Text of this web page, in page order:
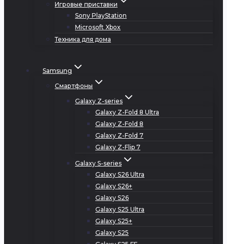
Игровые приставки
Sony PlayStation
Microsoft Xbox
Техника для дома
Samsung
Смартфоны
Galaxy Z-series
Galaxy Z-Fold 8 Ultra
Galaxy Z-Fold 8
Galaxy Z-Fold 7
Galaxy Z-Flip 7
Galaxy S-series
Galaxy S26 Ultra
Galaxy S26+
Galaxy S26
Galaxy S25 Ultra
Galaxy S25+
Galaxy S25